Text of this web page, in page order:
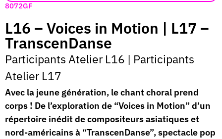
8072GF
L16 – Voices in Motion | L17 –
TranscenDanse
Participants Atelier L16 | Participants
Atelier L17
Avec la jeune génération, le chant choral prend
corps ! De l’exploration de “Voices in Motion” d’un
répertoire inédit de compositeurs asiatiques et
nord-américains à “TranscenDanse”, spectacle pop